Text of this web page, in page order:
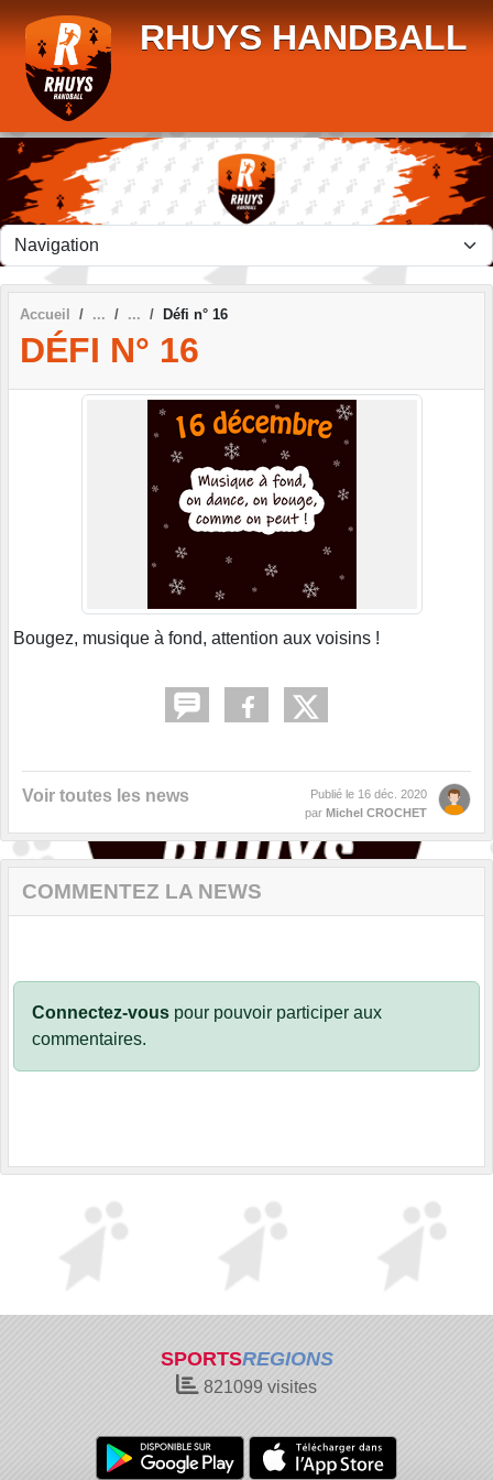
RHUYS HANDBALL
Accueil Défi n° 16
DÉFI N° 16
Bougez, musique à fond, attention aux voisins !
Voir toutes les news Publié le 16 déc. 2020
par Michel CROCHET
COMMENTEZ LA NEWS
Connectez-vous pour pouvoir participer aux
commentaires.
SPORTSREGIONS
821099 visites
Panneau de gestion des cookies